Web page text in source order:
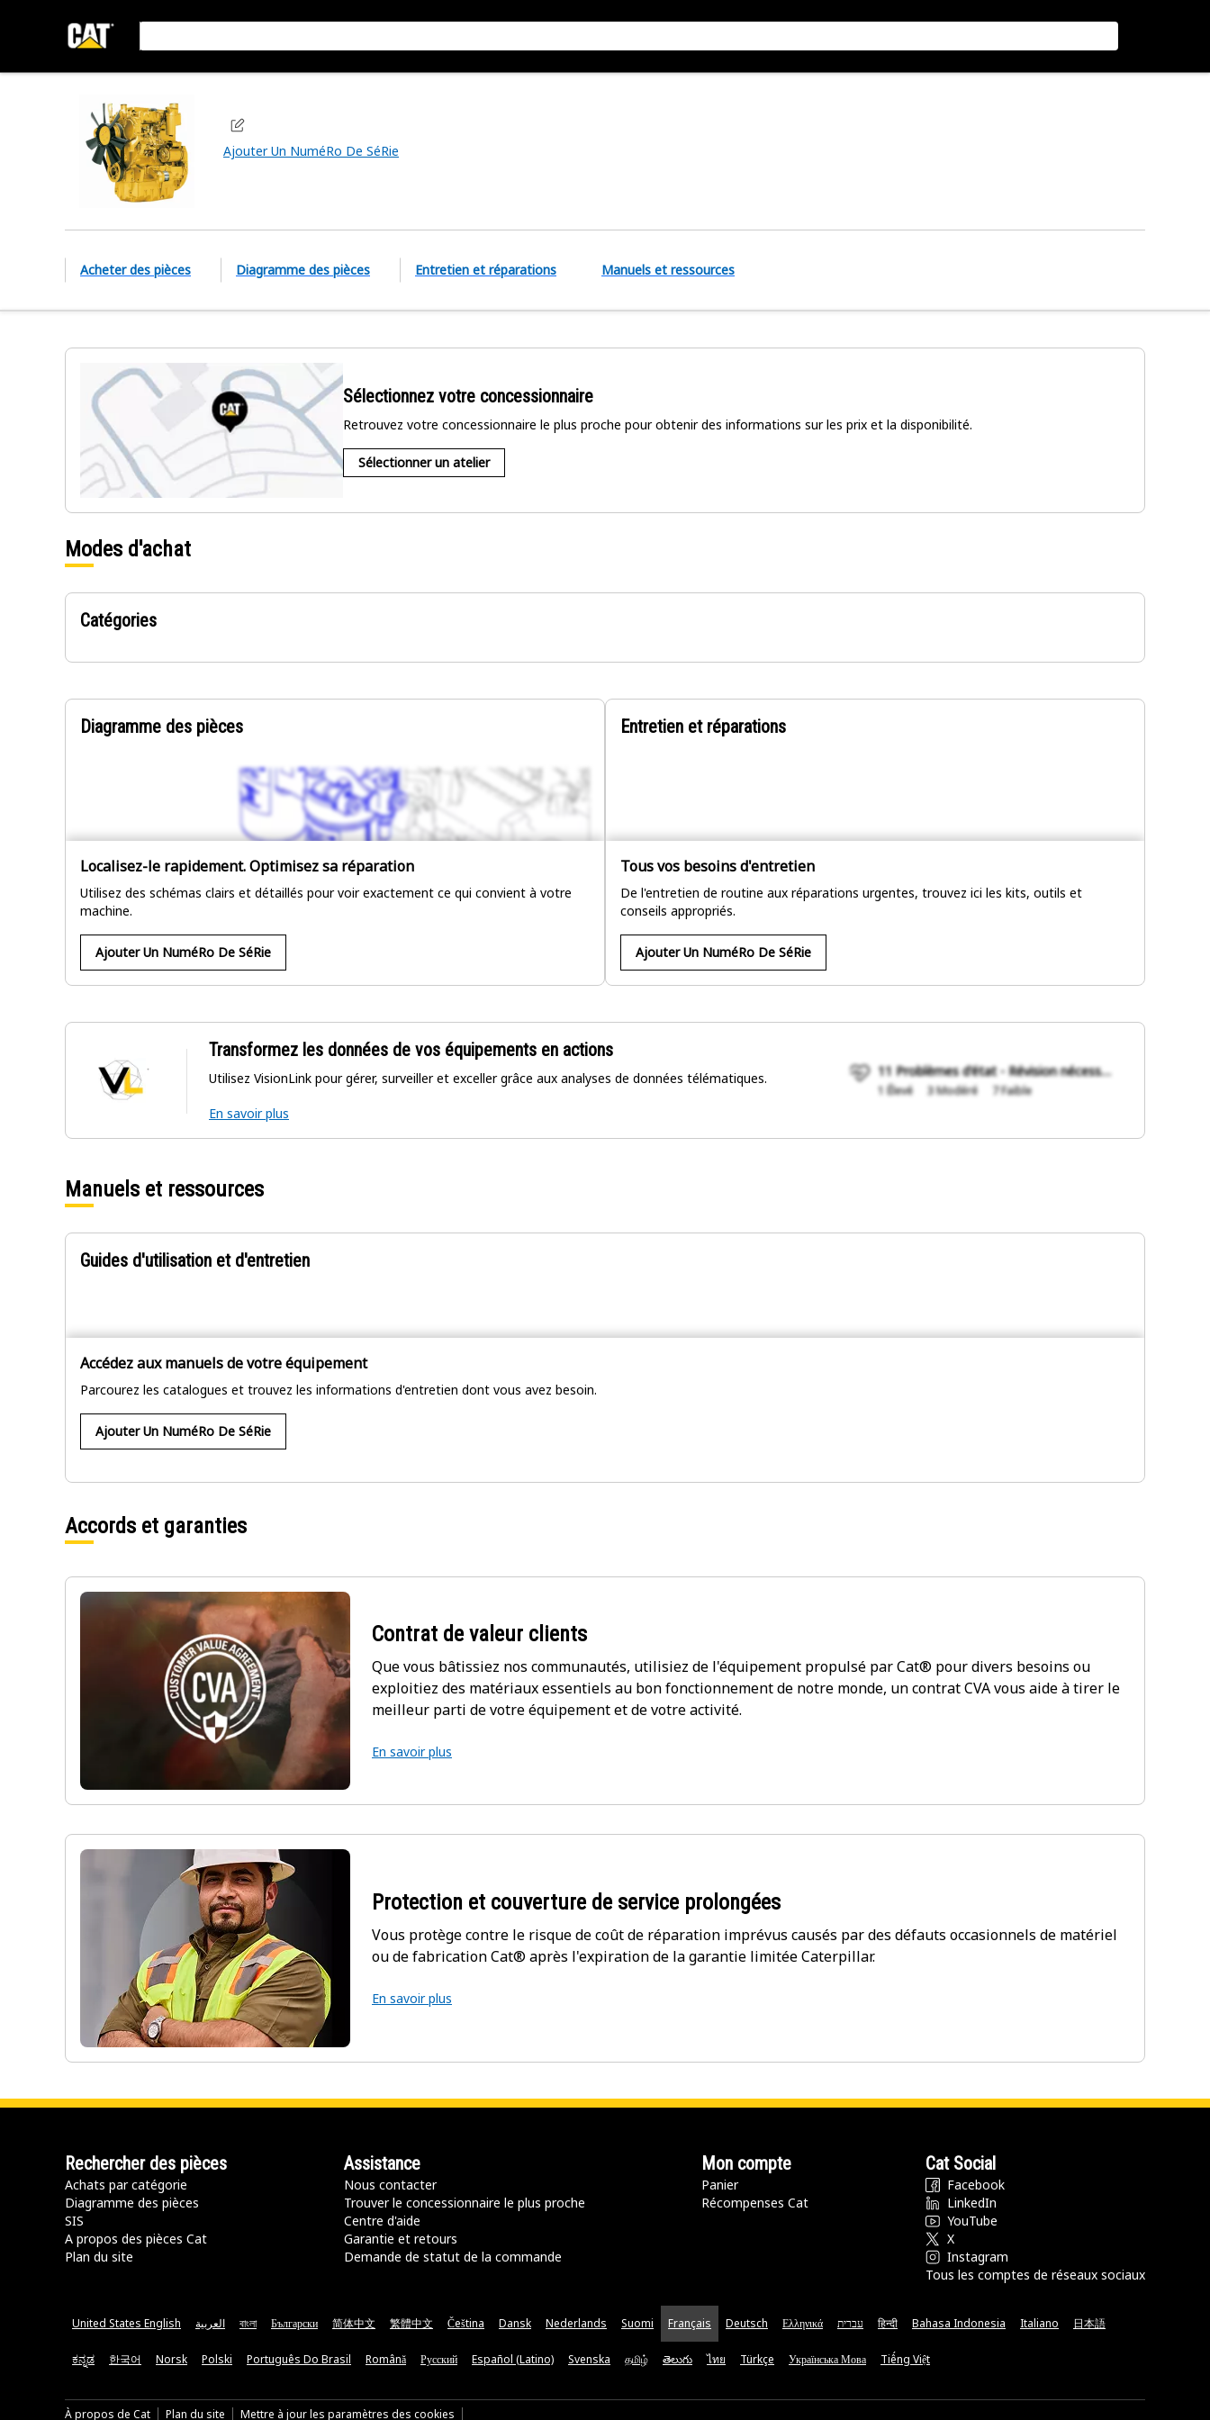
Ajouter Un NuméRo De SéRie
Acheter des pièces Diagramme des pièces Entretien et réparations Manuels et ressources
Sélectionnez votre concessionnaire
Retrouvez votre concessionnaire le plus proche pour obtenir des informations sur les prix et la disponibilité.
Sélectionner un atelier
Modes d'achat
Catégories
Diagramme des pièces
Localisez-le rapidement. Optimisez sa réparation
Utilisez des schémas clairs et détaillés pour voir exactement ce qui convient à votre
machine.
Ajouter Un NuméRo De SéRie
Entretien et réparations
Tous vos besoins d'entretien
De l'entretien de routine aux réparations urgentes, trouvez ici les kits, outils et
conseils appropriés.
Ajouter Un NuméRo De SéRie
Transformez les données de vos équipements en actions
Utilisez VisionLink pour gérer, surveiller et exceller grâce aux analyses de données télématiques.
En savoir plus
11 Problèmes d'état - Révision nécessaire
1 Élevé 3 Modéré 7 Faible
Manuels et ressources
Guides d'utilisation et d'entretien
Accédez aux manuels de votre équipement
Parcourez les catalogues et trouvez les informations d'entretien dont vous avez besoin.
Ajouter Un NuméRo De SéRie
Accords et garanties
Contrat de valeur clients
Que vous bâtissiez nos communautés, utilisiez de l'équipement propulsé par Cat® pour divers besoins ou
exploitiez des matériaux essentiels au bon fonctionnement de notre monde, un contrat CVA vous aide à tirer le
meilleur parti de votre équipement et de votre activité.
En savoir plus
Protection et couverture de service prolongées
Vous protège contre le risque de coût de réparation imprévus causés par des défauts occasionnels de matériel
ou de fabrication Cat® après l'expiration de la garantie limitée Caterpillar.
En savoir plus
Rechercher des pièces
Achats par catégorie
Diagramme des pièces
SIS
A propos des pièces Cat
Plan du site
Assistance
Nous contacter
Trouver le concessionnaire le plus proche
Centre d'aide
Garantie et retours
Demande de statut de la commande
Mon compte
Panier
Récompenses Cat
Cat Social
Facebook
LinkedIn
YouTube
X
Instagram
Tous les comptes de réseaux sociaux
United States English العربية বাংলা Български 简体中文 繁體中文 Čeština Dansk Nederlands Suomi Français Deutsch Ελληνικά עברית हिन्दी Bahasa Indonesia Italiano 日本語
ಕನ್ನಡ 한국어 Norsk Polski Português Do Brasil Română Русский Español (Latino) Svenska தமிழ் తెలుగు ไทย Türkçe Українська Мова Tiếng Việt
À propos de Cat Plan du site Mettre à jour les paramètres des cookies